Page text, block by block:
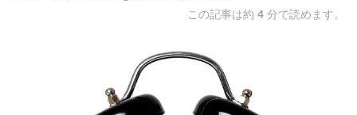
この記事は約 4 分で読めます。